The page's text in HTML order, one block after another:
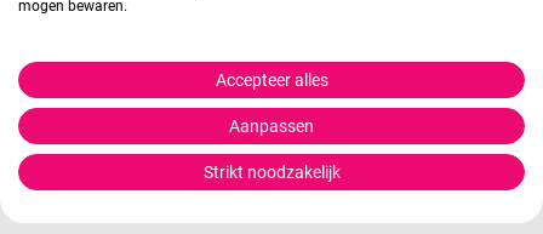
Stel gerust een
vraag
mogen bewaren.
Accepteer alles
Aanpassen
Strikt noodzakelijk